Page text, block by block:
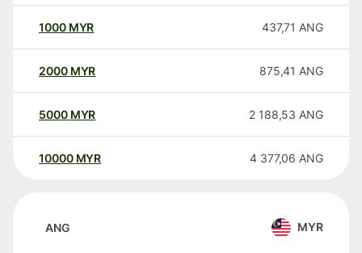
1000 MYR 437,71 ANG
2000 MYR 875,41 ANG
5000 MYR 2 188,53 ANG
10000 MYR 4 377,06 ANG
ANG MYR